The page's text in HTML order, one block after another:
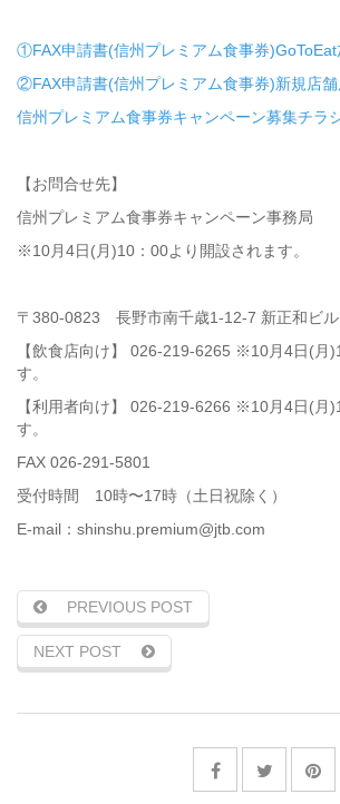
①FAX申請書(信州プレミアム食事券)GoToEat
②FAX申請書(信州プレミアム食事券)新規店舗
信州プレミアム食事券キャンペーン募集チラ
【お問合せ先】
信州プレミアム食事券キャンペーン事務局
※10月4日(月)10：00より開設されます。
〒380-0823 長野市南千歳1-12-7 新正和ビ
【飲食店向け】 026-219-6265 ※10月4日(月
す。
【利用者向け】 026-219-6266 ※10月4日(月
す。
FAX 026-291-5801
受付時間 10時〜17時（土日祝除く）
E-mail：shinshu.premium@jtb.com
PREVIOUS POST
NEXT POST